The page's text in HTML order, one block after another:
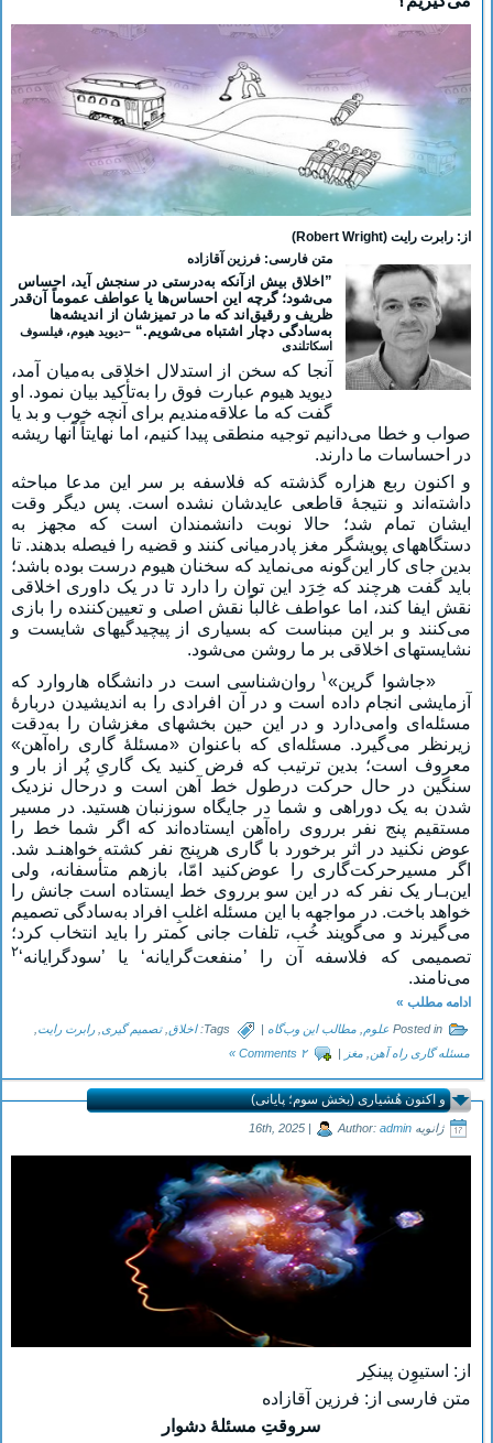
از: رابرت رایت (Robert Wright
)
متن فارسی: فرزین آقازاده
” اخلاق بیش ازآنکه به‌درستی در سنجش آید، احساس
می‌شود؛ گرچه این احساس‌ها یا عواطف عموماً آن‌قدر
ظریف و رقیق‌اند که ما در تمیزشان از اندیشه‌ها
به‌سادگی دچار اشتباه می‌شویم.“
–دیوید هیوم، فیلسوف
اسکاتلندی
آنجا که سخن از استدلال اخلاقی به‌میان آمد،
دیوید هیوم عبارت فوق را به‌تأکید بیان نمود. او
گفت که ما علاقه‌مندیم برای آنچه خوب و بد یا
صواب و خطا می‌دانیم توجیه منطقی پیدا کنیم، اما نهایتاً آنها ریشه
در احساسات ما دارند.
و اکنون ربع هزاره گذشته که فلاسفه بر سر این مدعا مباحثه
داشته‌اند و نتیجۀ قاطعی عایدشان نشده است. پس دیگر وقت
ایشان تمام شد؛ حالا نوبت دانشمندان است که مجهز به
دستگاههای پویشگر مغز پادرمیانی کنند و قضیه را فیصله بدهند. تا
بدین جای کار این‌گونه می‌نماید که سخنان هیوم درست بوده باشد؛
باید گفت هرچند که خِرَد این توان را دارد تا در یک داوری اخلاقی
نقش ایفا کند، اما عواطف غالباً نقش اصلی و تعیین‌کننده را بازی
می‌کنند و بر این مبناست که بسیاری از پیچیدگیهای شایست و
نشایستهای اخلاقی بر ما روشن می‌شود.
«جاشوا گرین»۱ روان‌شناسی است در دانشگاه هاروارد که
آزمایشی انجام داده است و در آن افرادی را به اندیشیدن دربارۀ
مسئله‌ای وامی‌دارد و در این حین بخشهای مغزشان را به‌دقت
زیرنظر می‌گیرد. مسئله‌ای که باعنوان «مسئلۀ گاری راه‌آهن»
معروف است؛ بدین ترتیب که فرض کنید یک گاریِ پُر از بار و
سنگین در حال حرکت درطول خط آهن است و درحال نزدیک
شدن به یک دوراهی و شما در جایگاه سوزنبان هستید. در مسیر
مستقیم پنج نفر برروی راه‌‌آهن ایستاده‌اند که اگر شما خط را
عوض نکنید در اثر برخورد با گاری هرپنج نفر کشته خواهنـد شد.
اگر مسیرحرکت‌گاری را عوض‌کنید امّا، بازهم متأسفانه، ولی
این‌بـار یک نفر که در این سو برروی خط ایستاده است جانش را
خواهد باخت. در مواجهه با این مسئله اغلبِ افراد به‌سادگی تصمیم
می‌گیرند و می‌گویند خُب، تلفات جانی کمتر را باید انتخاب کرد؛
تصمیمی که فلاسفه آن را ’منفعت‌گرایانه‘ یا ’سودگرایانه‘۲
می‌نامند.
ادامه مطلب »
علوم مطالب این وب‌گاه | اخلاق ,تصمیم گیری ,رابرت رایت
مسئله گاری راه آهن مغز | ۲ Comments »
و اکنون هُشیاری (بخش سوم؛ پایانی)
ژانویه 16th, 2025 | Author: admin
از: استیوِن پینکِر
متن فارسی از: فرزین آقازاده
سروقتِ مسئلۀ دشوار